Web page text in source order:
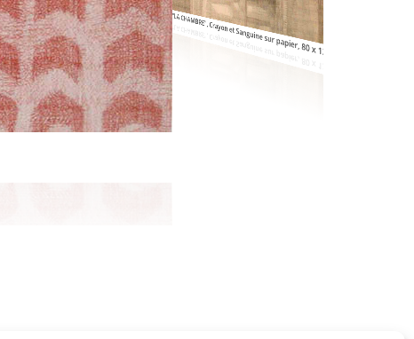
"LA CHAMBRE", Crayon et Sanguine sur papier, 80 x 120 cm.